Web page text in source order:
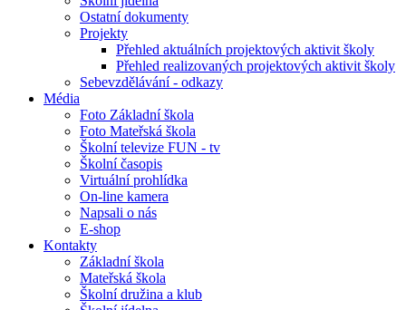
Ostatní dokumenty
Projekty
Přehled aktuálních projektových aktivit školy
Přehled realizovaných projektových aktivit školy
Sebevzdělávání - odkazy
Média
Foto Základní škola
Foto Mateřská škola
Školní televize FUN - tv
Školní časopis
Virtuální prohlídka
On-line kamera
Napsali o nás
E-shop
Kontakty
Základní škola
Mateřská škola
Školní družina a klub